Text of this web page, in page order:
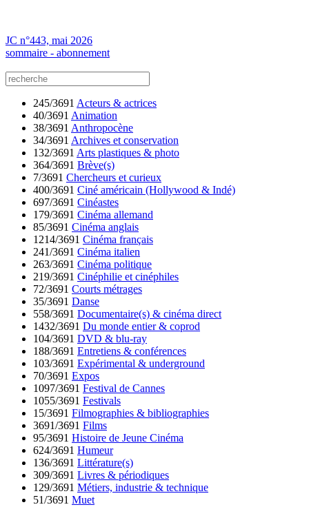
JC n°443, mai 2026
sommaire - abonnement
245/3691 Acteurs & actrices
40/3691 Animation
38/3691 Anthropocène
34/3691 Archives et conservation
132/3691 Arts plastiques & photo
364/3691 Brève(s)
7/3691 Chercheurs et curieux
400/3691 Ciné américain (Hollywood & Indé)
697/3691 Cinéastes
179/3691 Cinéma allemand
85/3691 Cinéma anglais
1214/3691 Cinéma français
241/3691 Cinéma italien
263/3691 Cinéma politique
219/3691 Cinéphilie et cinéphiles
72/3691 Courts métrages
35/3691 Danse
558/3691 Documentaire(s) & cinéma direct
1432/3691 Du monde entier & coprod
104/3691 DVD & blu-ray
188/3691 Entretiens & conférences
103/3691 Expérimental & underground
70/3691 Expos
1097/3691 Festival de Cannes
1055/3691 Festivals
15/3691 Filmographies & bibliographies
3691/3691 Films
95/3691 Histoire de Jeune Cinéma
624/3691 Humeur
136/3691 Littérature(s)
309/3691 Livres & périodiques
129/3691 Métiers, industrie & technique
51/3691 Muet